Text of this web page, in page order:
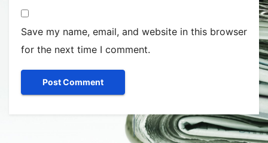
Save my name, email, and website in this browser
for the next time I comment.